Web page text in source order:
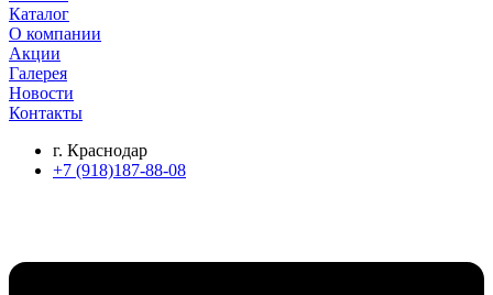
Каталог
О компании
Акции
Галерея
Новости
Контакты
г. Краснодар
+7 (918)187-88-08